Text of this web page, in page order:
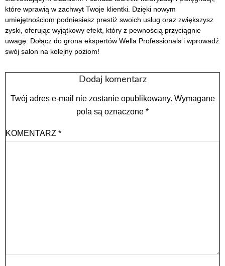
które wprawią w zachwyt Twoje klientki. Dzięki nowym
umiejętnościom podniesiesz prestiż swoich usług oraz zwiększysz
zyski, oferując wyjątkowy efekt, który z pewnością przyciągnie
uwagę. Dołącz do grona ekspertów Wella Professionals i wprowadź
swój salon na kolejny poziom!
Dodaj komentarz
Twój adres e-mail nie zostanie opublikowany. Wymagane
pola są oznaczone *
KOMENTARZ *